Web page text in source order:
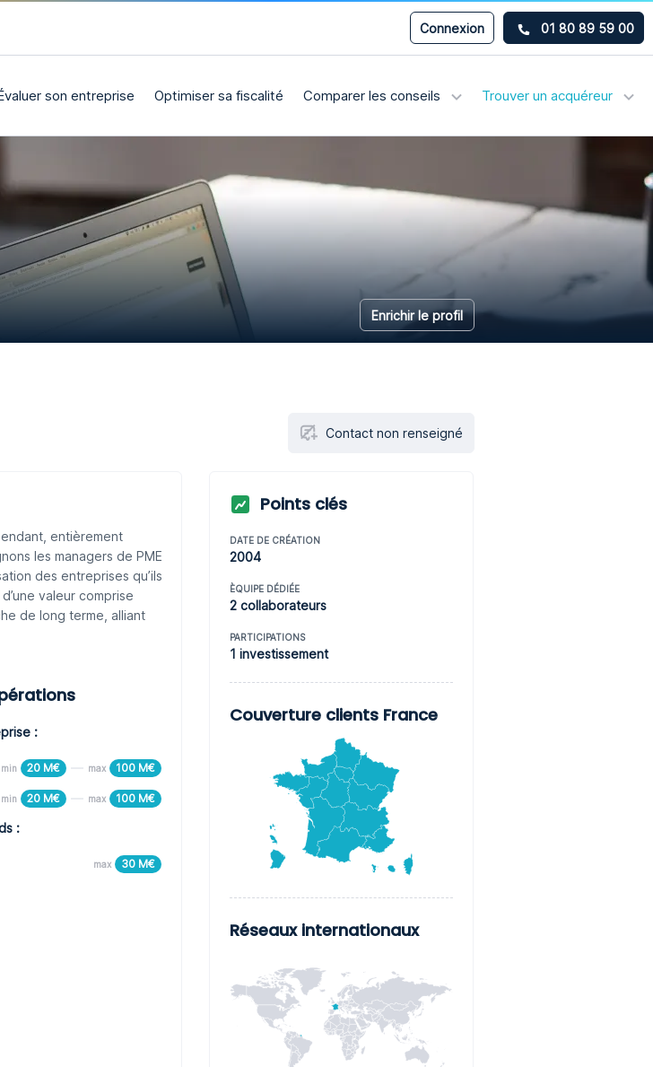
Connexion 01 80 89 59 00
son entreprise Optimiser sa fiscalité Comparer les conseils Trouver un acquéreur
Enrichir le profil
Contact non renseigné
entièrement
les managers de PME
des entreprises qu’ils
valeur comprise
de long terme, alliant
:
min 20 M€ max 100 M€
min 20 M€ max 100 M€
:
max 30 M€
Points clés
DATE DE CRÉATION
2004
ÈQUIPE DÉDIÉE
2 collaborateurs
PARTICIPATIONS
1 investissement
Couverture clients France
Réseaux internationaux